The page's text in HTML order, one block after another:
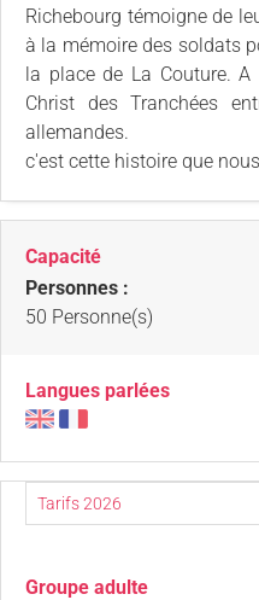
Richebourg témoigne de
à la mémoire des soldats
la place de La Couture. A
Christ des Tranchées
allemandes.
c'est cette histoire que
Capacité
Personnes :
50 Personne(s)
Langues parlées
Groupe adulte